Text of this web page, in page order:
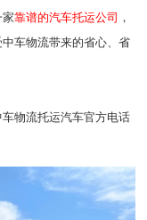
家靠谱的汽车托运公司 ，
车物流带来的省心、省
物流托运汽车官方电话